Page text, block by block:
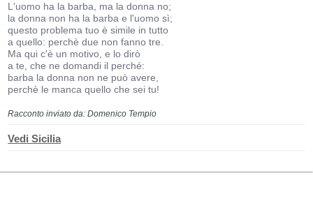
L'uomo ha la barba, ma la donna no;
la donna non ha la barba e l'uomo sì;
questo problema tuo è simile in tutto
a quello: perchè due non fanno tre.
Ma qui c'è un motivo, e lo dirò
a te, che ne domandi il perché:
barba la donna non ne può avere,
perchè le manca quello che sei tu!
Racconto inviato da: Domenico Tempio
Vedi Sicilia